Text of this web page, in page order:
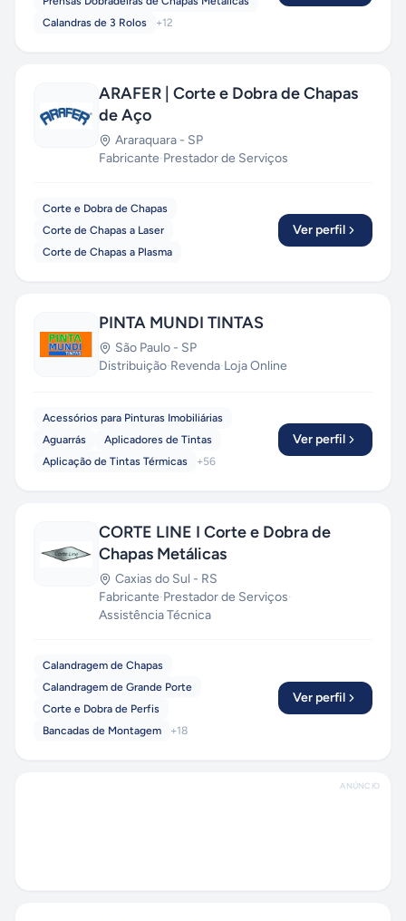
Calandras de 3 Rolos
+12
ARAFER | Corte e Dobra de Chapas
de Aço
Araraquara - SP
Fabricante·Prestador de Serviços
Corte e Dobra de Chapas
Corte de Chapas a Laser
Corte de Chapas a Plasma
Ver perfil
PINTA MUNDI TINTAS
São Paulo - SP
Distribuição·Revenda·Loja Online
Acessórios para Pinturas Imobiliárias
Aguarrás
Aplicadores de Tintas
Aplicação de Tintas Térmicas
+56
Ver perfil
CORTE LINE I Corte e Dobra de
Chapas Metálicas
Caxias do Sul - RS
Fabricante·Prestador de Serviços·
Assistência Técnica
Calandragem de Chapas
Calandragem de Grande Porte
Corte e Dobra de Perfis
Bancadas de Montagem
+18
Ver perfil
ANÚNCIO